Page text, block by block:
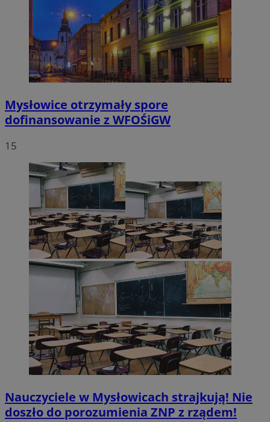
Mysłowice otrzymały spore
dofinansowanie z WFOŚiGW
15
Nauczyciele w Mysłowicach strajkują! Nie
doszło do porozumienia ZNP z rządem!